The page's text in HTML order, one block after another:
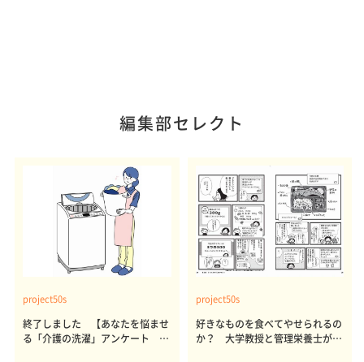
編集部セレクト
project50s
終了しました 【あなたを悩ませ
る「介護の洗濯」アンケート 体
project50s
好きなものを食べてやせられるの
か？ 大学教授と管理栄養士が出